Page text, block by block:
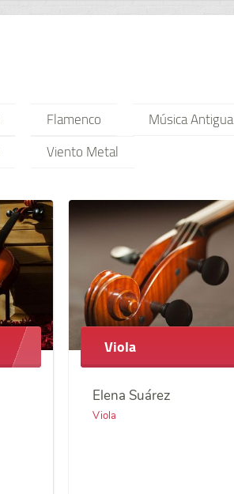
Flamenco Música Antigua
Viento Metal
Viola
Elena Suárez
Viola